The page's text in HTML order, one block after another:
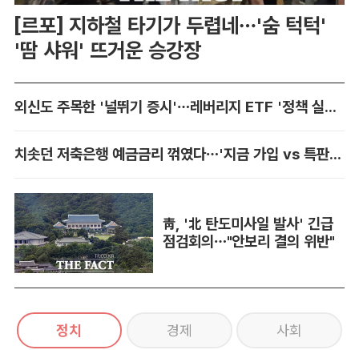
[르포] 지하철 타기가 두렵네…'숨 턱턱'
'땀 샤워' 뜨거운 승강장
외신도 주목한 '널뛰기 증시'…레버리지 ETF '정책 실패' 책임론 공방
치솟던 저축은행 예금금리 꺾였다…'지금 가입 vs 특판 대기' 셈법 복잡
靑, '北 탄도미사일 발사' 긴급
점검회의…"안보리 결의 위반"
정치 경제 사회